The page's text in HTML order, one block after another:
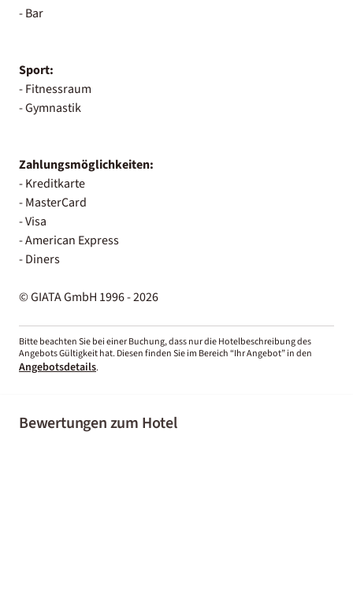
- Bar
Sport:
- Fitnessraum
- Gymnastik
Zahlungsmöglichkeiten:
- Kreditkarte
- MasterCard
- Visa
- American Express
- Diners
© GIATA GmbH 1996 - 2026
Bitte beachten Sie bei einer Buchung, dass nur die Hotelbeschreibung des
Angebots Gültigkeit hat. Diesen finden Sie im Bereich “Ihr Angebot” in den
Angebotsdetails.
Bewertungen zum Hotel